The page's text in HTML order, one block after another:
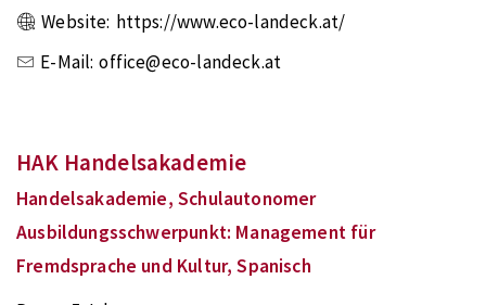
Website: https://www.eco-landeck.at/
E-Mail: office@eco-landeck.at
HAK Handelsakademie
Handelsakademie, Schulautonomer
Ausbildungsschwerpunkt: Management für
Fremdsprache und Kultur, Spanisch